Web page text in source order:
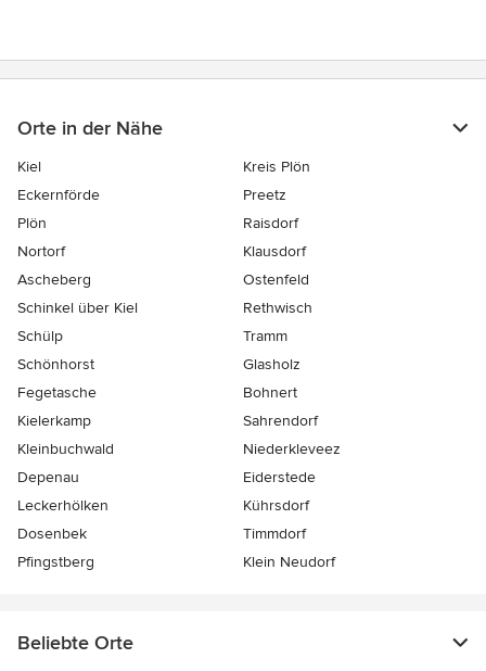
Orte in der Nähe
Kiel
Kreis Plön
Eckernförde
Preetz
Plön
Raisdorf
Nortorf
Klausdorf
Ascheberg
Ostenfeld
Schinkel über Kiel
Rethwisch
Schülp
Tramm
Schönhorst
Glasholz
Fegetasche
Bohnert
Kielerkamp
Sahrendorf
Kleinbuchwald
Niederkleveez
Depenau
Eiderstede
Leckerhölken
Kührsdorf
Dosenbek
Timmdorf
Pfingstberg
Klein Neudorf
Beliebte Orte